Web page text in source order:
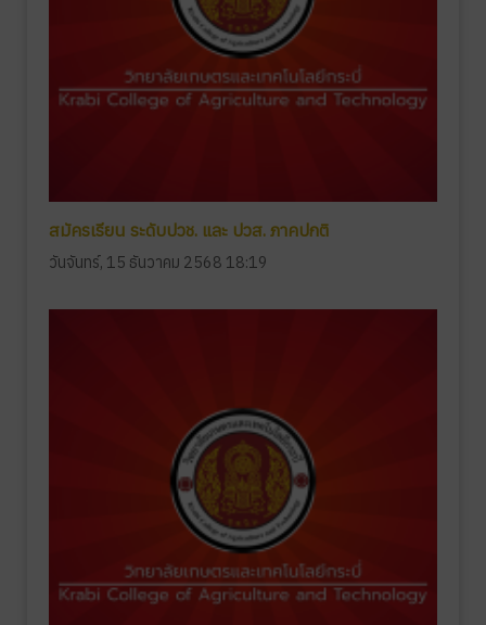
สมัครเรียน ระดับปวช. และ ปวส. ภาคปกติ
วันจันทร์, 15 ธันวาคม 2568 18:19